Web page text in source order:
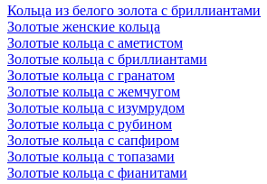
Кольца из белого золота с бриллиантами
Золотые женские кольца
Золотые кольца с аметистом
Золотые кольца с бриллиантами
Золотые кольца с гранатом
Золотые кольца с жемчугом
Золотые кольца с изумрудом
Золотые кольца с рубином
Золотые кольца с сапфиром
Золотые кольца с топазами
Золотые кольца с фианитами